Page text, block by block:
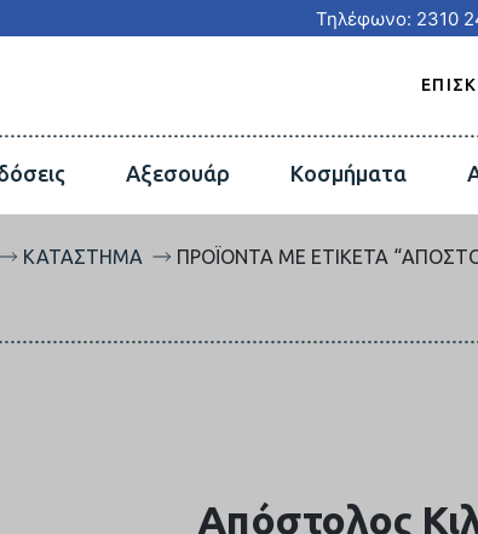
Τηλέφωνο: 2310
Αξεσουάρ Κοσμήματα
ΚΑΤΆΣΤΗΜΑ ΠΡΟΪΌΝΤΑ ΜΕ ΕΤΙΚΈΤΑ
Απόστολος